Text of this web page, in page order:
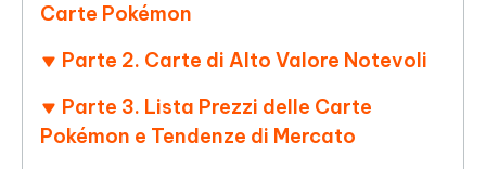
Carte Pokémon
Parte 2. Carte di Alto Valore Notevoli
Parte 3. Lista Prezzi delle Carte
Pokémon e Tendenze di Mercato